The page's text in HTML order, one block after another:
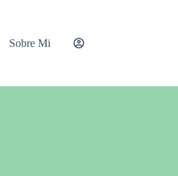
Sobre Mi